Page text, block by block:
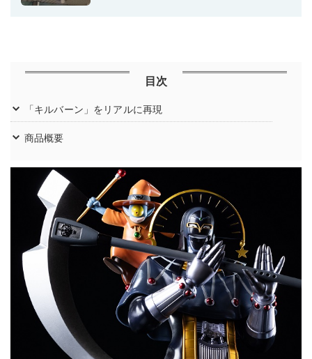
目次
「キルバーン」をリアルに再現
商品概要